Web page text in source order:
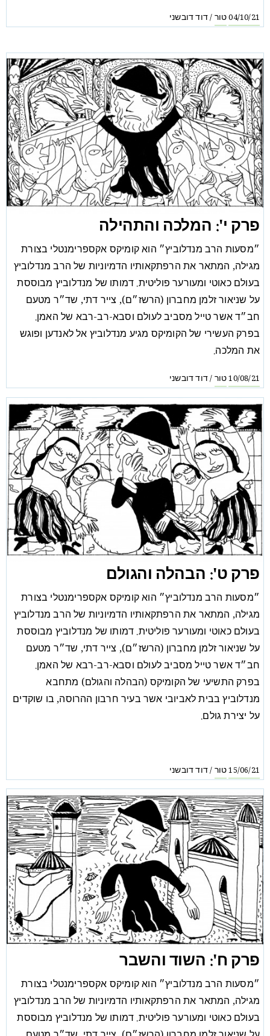
04/10/21טור/דוד דובשני
פרק י': המלכה והתהילה
״מסעות הרב מנדלוביץ״ הוא קומיקס אקספרימנטלי בצורת
מגילה, המתאר את הרפתקאותיו הדמיוניות של הרב מנדלוביץ
בעולם כאוטי ומעורער פוליטית. דמותו של מנדלוביץ מבוססת
על שניאור זלמן מחברון (הרשז״ם), צייר דתי, שד״ר מטעם
חב״ד אשר טייל מסביב לעולם וסבא-רב-רבא של האמן.
בפרק העשירי של הקומיקס מגיע מנדלוביץ אל לאנדען ופוגש
את המלכה.
10/08/21טור/דוד דובשני
פרק ט': הבהלה והגולם
״מסעות הרב מנדלוביץ״ הוא קומיקס אקספרימנטלי בצורת
מגילה, המתאר את הרפתקאותיו הדמיוניות של הרב מנדלוביץ
בעולם כאוטי ומעורער פוליטית. דמותו של מנדלוביץ מבוססת
על שניאור זלמן מחברון (הרשז״ם), צייר דתי, שד״ר מטעם
חב״ד אשר טייל מסביב לעולם וסבא-רב-רבא של האמן.
בפרק התשיעי של הקומיקס (הבהלה והגולם) מתחבא
מנדלוביץ בבית לאביובי אשר בעיר חרבון ההרוסה, בו שוקדים
על יצירת גולם.
15/06/21טור/דוד דובשני
פרק ח': השוד והשבר
״מסעות הרב מנדלוביץ״ הוא קומיקס אקספרימנטלי בצורת
מגילה, המתאר את הרפתקאותיו הדמיוניות של הרב מנדלוביץ
בעולם כאוטי ומעורער פוליטית. דמותו של מנדלוביץ מבוססת